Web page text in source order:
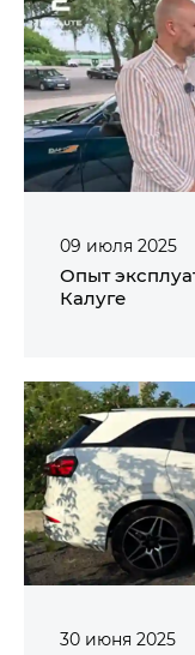
09 июля 2025
Опыт
Калуге
30 июня 2025